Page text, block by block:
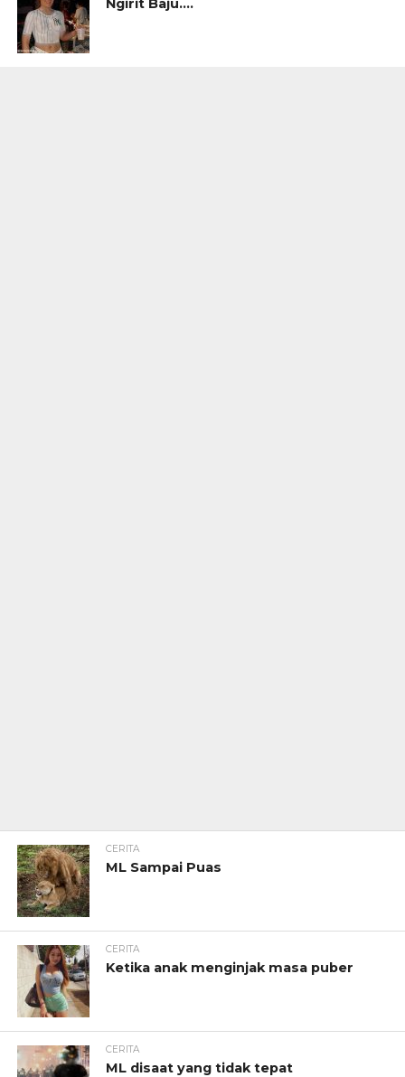
Ngirit Baju….
CERITA
ML Sampai Puas
CERITA
Ketika anak menginjak masa puber
CERITA
ML disaat yang tidak tepat